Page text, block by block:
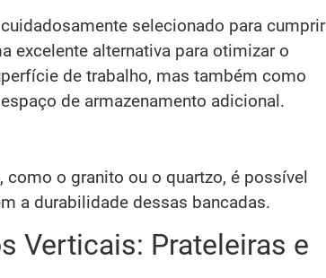
selecionado para cumprir
excelente alternativa para otimizar o
de trabalho, mas também como
de armazenamento adicional.
o granito ou o quartzo, é possível
a durabilidade dessas bancadas.
Verticais: Prateleiras e